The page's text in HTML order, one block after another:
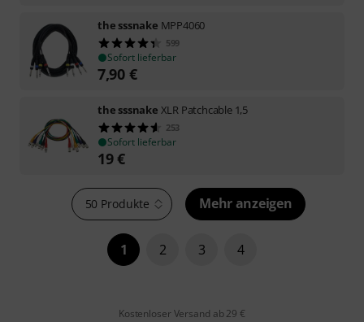
the sssnake MPP4060
599
Sofort lieferbar
7,90 €
the sssnake XLR Patchcable 1,5
253
Sofort lieferbar
19€
50 Produkte Mehr anzeigen
1 2 3 4
Kostenloser Versand ab 29 €